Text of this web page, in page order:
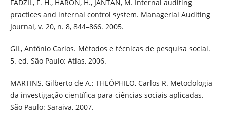
FADZIL, F. H., HARON, H., JANTAN, M. Internal auditing
practices and internal control system. Managerial Auditing
Journal, v. 20, n. 8, 844–866. 2005.
GIL, Antônio Carlos. Métodos e técnicas de pesquisa social.
5. ed. São Paulo: Atlas, 2006.
MARTINS, Gilberto de A.; THEÓPHILO, Carlos R. Metodologia
da investigação científica para ciências sociais aplicadas.
São Paulo: Saraiva, 2007.